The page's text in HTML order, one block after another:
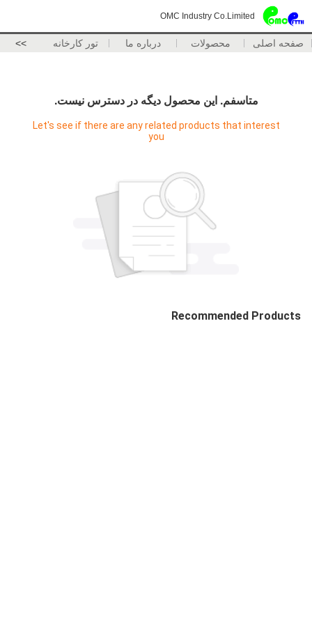
OMC Industry Co.Limited
صفحه اصلی محصولات درباره ما تور کارخانه >>
متاسفم. اين محصول ديگه در دسترس نيست.
Let's see if there are any related products that interest
you
Recommended Products